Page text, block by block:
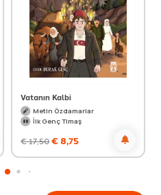
Vatanın Kalbi
Metin Özdamarlar
İlk Genç Timaş
€17,50€8,75